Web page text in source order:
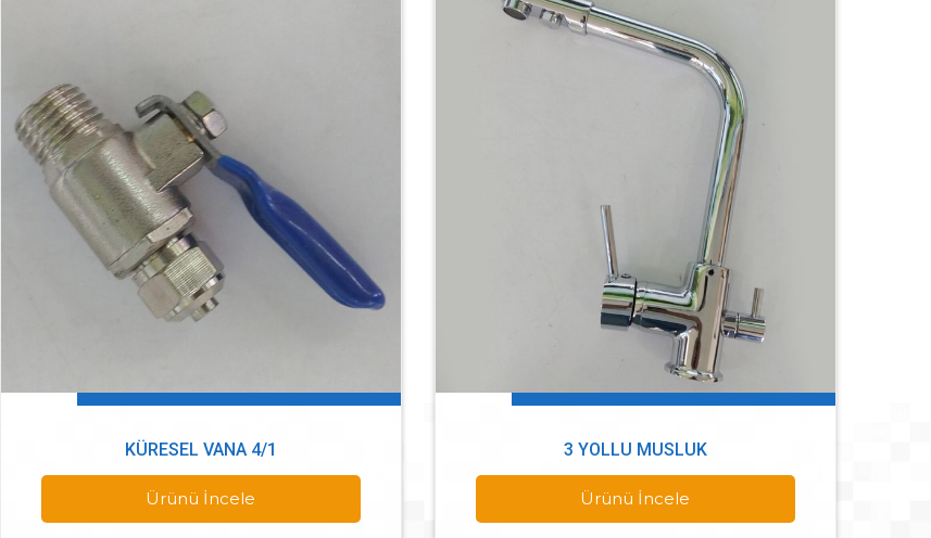
KÜRESEL VANA 4/1
Ürünü İncele
3 YOLLU MUSLUK
Ürünü İncele